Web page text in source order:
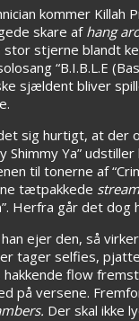
kommer
skare af hang
stjerne blandt
“B.I.B.L.E
sjældent bliver
sig hurtigt, at
Shimmy Ya”
til tonerne af
tætpakkede
Herfra går det dog
ejer den, så
tager selfies,
flow
på versene.
Der skal ikke